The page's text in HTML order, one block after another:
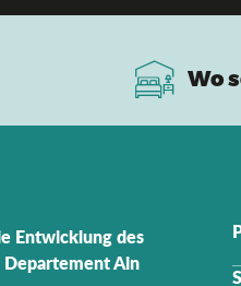
Wo
Entwicklung des
Departement Ain